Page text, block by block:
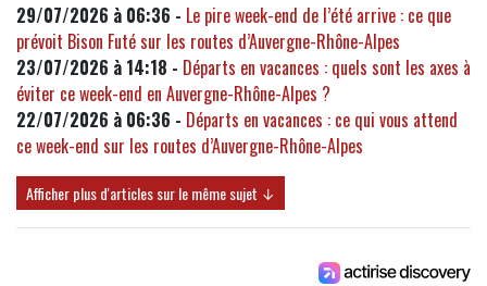
29/07/2026 à 06:36 - Le pire week-end de l’été arrive : ce que
prévoit Bison Futé sur les routes d’Auvergne-Rhône-Alpes
23/07/2026 à 14:18 - Départs en vacances : quels sont les axes à
éviter ce week-end en Auvergne-Rhône-Alpes ?
22/07/2026 à 06:36 - Départs en vacances : ce qui vous attend
ce week-end sur les routes d’Auvergne-Rhône-Alpes
Afficher plus d'articles sur le même sujet ↓